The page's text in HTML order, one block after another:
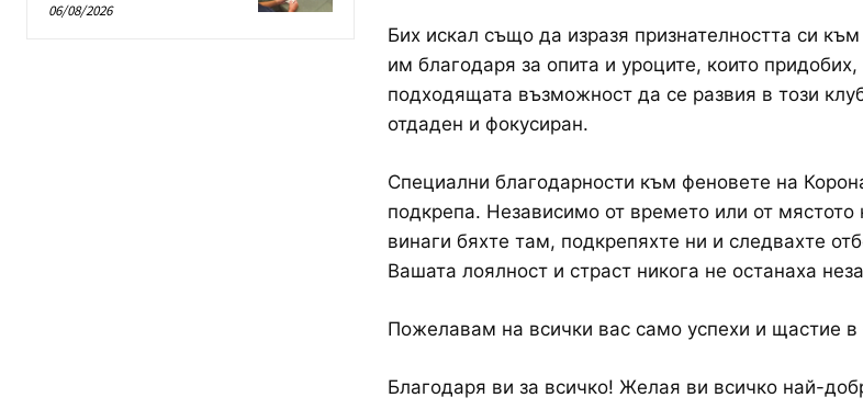
06/08/2026
Бих искал също да изразя признателността си
им благодаря за опита и уроците, които
подходящата възможност да се развия в този
отдаден и фокусиран.
Специални благодарности към феновете на
подкрепа. Независимо от времето или от мястото
винаги бяхте там, подкрепяхте ни и следвахте
Вашата лоялност и страст никога не останаха
Пожелавам на всички вас само успехи и щастие
Благодаря ви за всичко! Желая ви всичко най-